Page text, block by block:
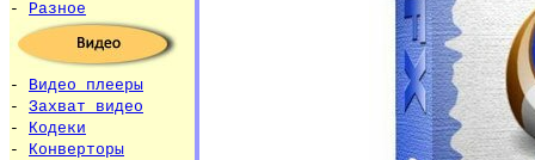
- Разное
- Видео плееры
- Захват видео
- Кодеки
- Конверторы